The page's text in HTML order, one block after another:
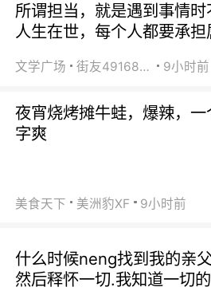
所谓担当，就是遇到事情时
人生在世，每个人都要承
文学广场 街友49168527 9小时前
夜宵烧烤摊牛蛙，爆辣，一
字爽
美食天下 美洲豹XF 9小时前
什么时候neng找到我的亲
然后释怀一切.我知道一切